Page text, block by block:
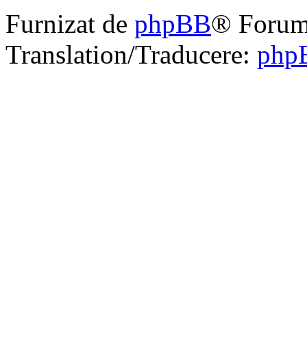
Furnizat de phpBB®
Translation/Traducere: